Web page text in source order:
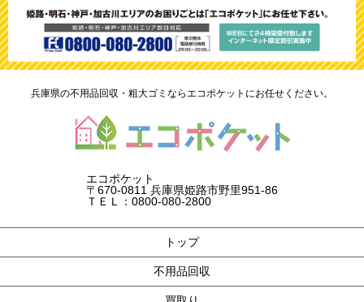
兵庫県の不用品回収・粗大ゴミならエコポケットにお任せください。
エコポケット
〒670-0811 兵庫県姫路市野里951-86
ＴＥＬ：0800-080-2800
トップ
不用品回収